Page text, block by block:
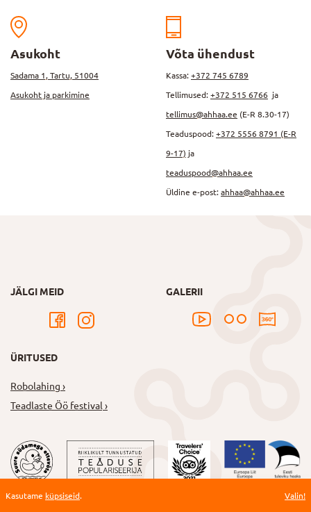
Kasutame küpsiseid. Valin!
Asukoht
Sadama 1, Tartu, 51004
Asukoht ja parkimine
Võta ühendust
Kassa: +372 745 6789
Tellimused: +372 515 6766 ja
tellimus@ahhaa.ee (E-R 8.30-17)
Teaduspood: +372 5556 8791 (E-R
9-17) ja
teaduspood@ahhaa.ee
Üldine e-post: ahhaa@ahhaa.ee
JÄLGI MEID GALERII
ÜRITUSED
Robolahing
Teadlaste Öö festival